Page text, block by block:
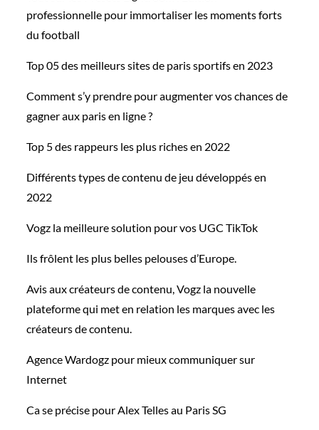
professionnelle pour immortaliser les moments forts
du football
Top 05 des meilleurs sites de paris sportifs en 2023
Comment s’y prendre pour augmenter vos chances de
gagner aux paris en ligne ?
Top 5 des rappeurs les plus riches en 2022
Différents types de contenu de jeu développés en
2022
Vogz la meilleure solution pour vos UGC TikTok
Ils frôlent les plus belles pelouses d’Europe.
Avis aux créateurs de contenu, Vogz la nouvelle
plateforme qui met en relation les marques avec les
créateurs de contenu.
Agence Wardogz pour mieux communiquer sur
Internet
Ca se précise pour Alex Telles au Paris SG